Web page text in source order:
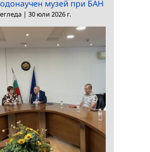
музей при БАН
| 30 юли 2026 г.